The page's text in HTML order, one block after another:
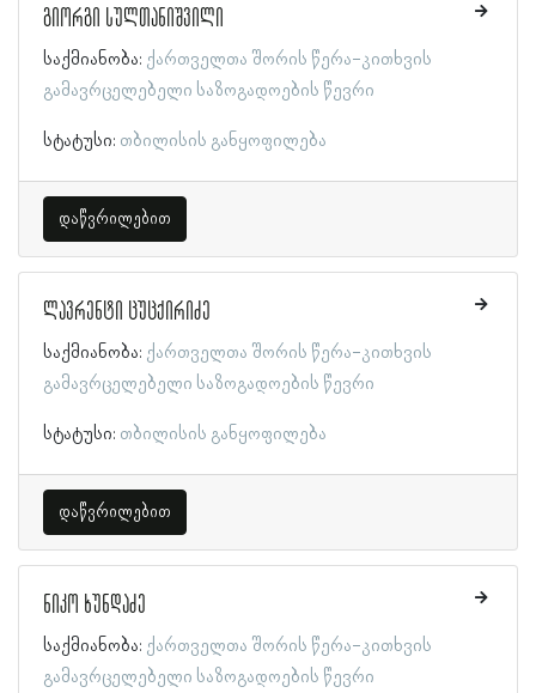
გიორგი სულთანიშვილი
საქმიანობა: ქართველთა შორის წერა-კითხვის
გამავრცელებელი საზოგადოების წევრი
სტატუსი: თბილისის განყოფილება
დაწვრილებით
ლავრენტი ცუცქირიძე
საქმიანობა: ქართველთა შორის წერა-კითხვის
გამავრცელებელი საზოგადოების წევრი
სტატუსი: თბილისის განყოფილება
დაწვრილებით
ნიკო ხუნდაძე
საქმიანობა: ქართველთა შორის წერა-კითხვის
გამავრცელებელი საზოგადოების წევრი